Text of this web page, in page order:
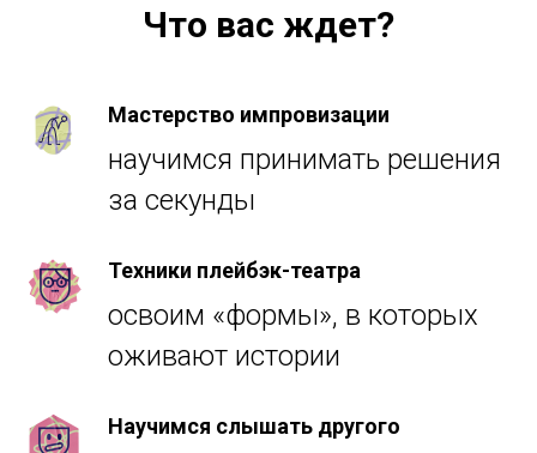
Что вас ждет?
Мастерство импровизации
научимся принимать решения
за секунды
Техники плейбэк-театра
освоим «формы», в которых
оживают истории
Научимся слышать другого